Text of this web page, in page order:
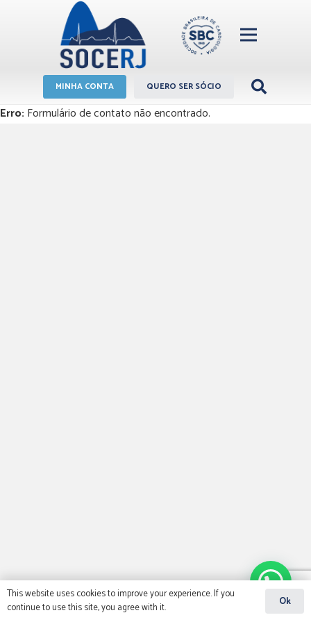
MINHA CONTA QUERO SER SÓCIO
Erro: Formulário de contato não encontrado.
This website uses cookies to improve your experience. If you
continue to use this site, you agree with it.
Ok